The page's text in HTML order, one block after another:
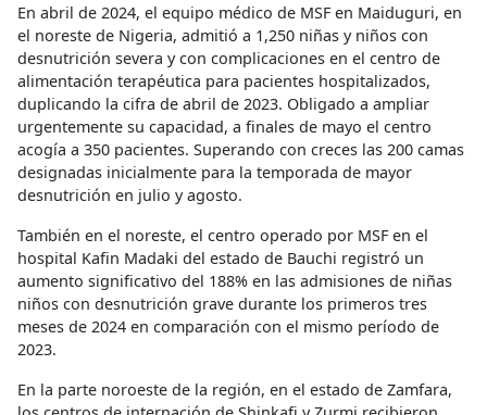
En abril de 2024, el equipo médico de MSF en Maiduguri, en
el noreste de Nigeria, admitió a 1,250 niñas y niños con
desnutrición severa y con complicaciones en el centro de
alimentación terapéutica para pacientes hospitalizados,
duplicando la cifra de abril de 2023. Obligado a ampliar
urgentemente su capacidad, a finales de mayo el centro
acogía a 350 pacientes. Superando con creces las 200 camas
designadas inicialmente para la temporada de mayor
desnutrición en julio y agosto.
También en el noreste, el centro operado por MSF en el
hospital Kafin Madaki del estado de Bauchi registró un
aumento significativo del 188% en las admisiones de niñas
niños con desnutrición grave durante los primeros tres
meses de 2024 en comparación con el mismo período de
2023.
En la parte noroeste de la región, en el estado de Zamfara,